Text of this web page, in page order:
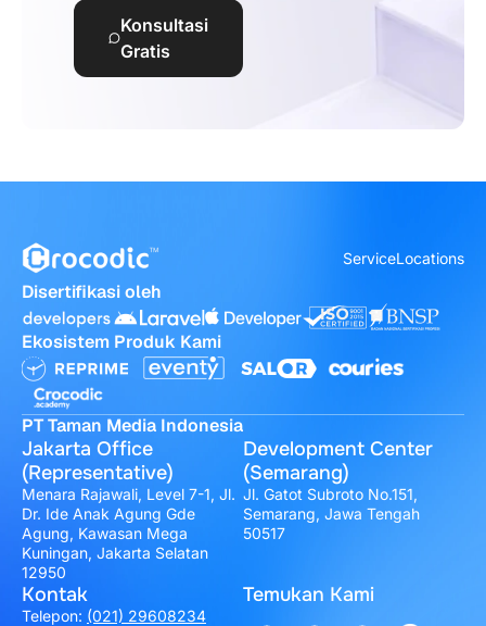
Konsultasi
Gratis
ServiceLocations
Disertifikasi oleh
Ekosistem Produk Kami
PT Taman Media Indonesia
Jakarta Office
(Representative)
Menara Rajawali, Level 7-1, Jl.
Dr. Ide Anak Agung Gde
Agung, Kawasan Mega
Kuningan, Jakarta Selatan
12950
Development Center
(Semarang)
Jl. Gatot Subroto No.151,
Semarang, Jawa Tengah
50517
Kontak
Telepon: (021) 29608234
Temukan Kami